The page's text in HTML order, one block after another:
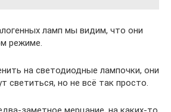
ламп мы видим, что они
режиме.
на светодиодные лампочки, они
светиться, но не всё так просто.